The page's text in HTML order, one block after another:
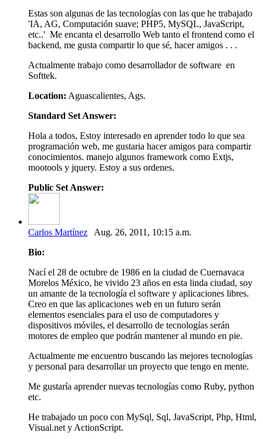
Estas son algunas de las tecnologías con las que he trabajado
'IA, AG, Computación suave; PHP5, MySQL, JavaScript,
etc..' Me encanta el desarrollo Web tanto el frontend como el
backend, me gusta compartir lo que sé, hacer amigos . . .
Actualmente trabajo como desarrollador de software en
Softtek.
Location: Aguascalientes, Ags.
Standard Set Answer:
Hola a todos, Estoy interesado en aprender todo lo que sea
programación web, me gustaria hacer amigos para compartir
conocimientos. manejo algunos framework como Extjs,
mootools y jquery. Estoy a sus ordenes.
Public Set Answer:
Carlos Martínez Aug. 26, 2011, 10:15 a.m.
Bio:
Nací el 28 de octubre de 1986 en la ciudad de Cuernavaca
Morelos México, he vivido 23 años en esta linda ciudad, soy
un amante de la tecnología el software y aplicaciones libres.
Creo en que las aplicaciones web en un futuro serán
elementos esenciales para el uso de computadores y
dispositivos móviles, el desarrollo de tecnologías serán
motores de empleo que podrán mantener al mundo en pie.
Actualmente me encuentro buscando las mejores tecnologías
y personal para desarrollar un proyecto que tengo en mente.
Me gustaría aprender nuevas tecnologías como Ruby, python
etc.
He trabajado un poco con MySql, Sql, JavaScript, Php, Html,
Visual.net y ActionScript.